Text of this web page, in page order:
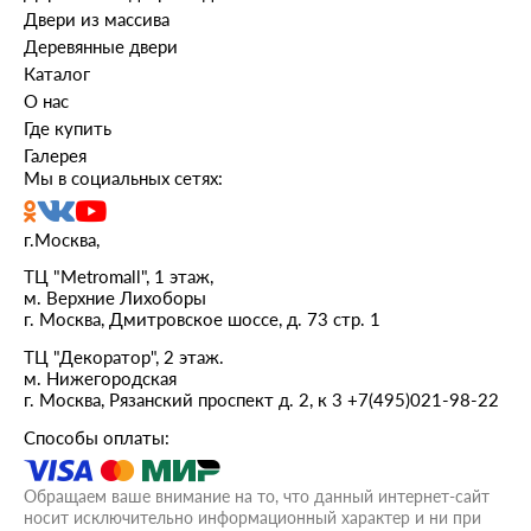
г.Москва,
ТЦ "Metromall", 1 этаж,
м. Верхние Лихоборы
г. Москва, Дмитровское шоссе, д. 73 стр. 1
ТЦ "Декоратор", 2 этаж.
м. Нижегородская
г. Москва, Рязанский проспект д. 2, к 3 +7(495)021-98-22
Способы оплаты:
Двери из массива
Деревянные двери
Каталог
О нас
Где купить
Галерея
Мы в социальных сетях:
Обращаем ваше внимание на то, что данный интернет-сайт
носит исключительно информационный характер и ни при